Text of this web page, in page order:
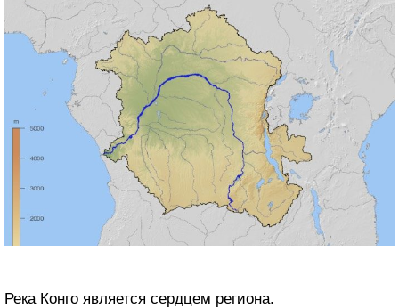
Река Конго является сердцем региона.